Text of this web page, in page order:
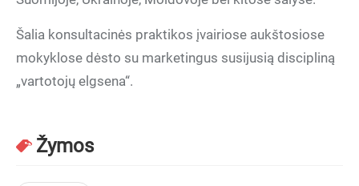
Šalia konsultacinės praktikos įvairiose aukštosiose
mokyklose dėsto su marketingus susijusią discipliną
„vartotojų elgsena“.
Žymos